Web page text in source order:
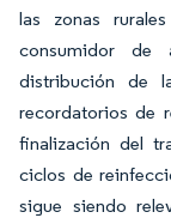
las zonas
consumidor de
distribución de
recordatorios de
finalización del
ciclos de
sigue siendo